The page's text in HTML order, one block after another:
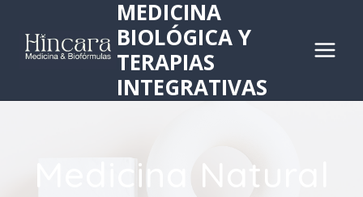
contenido
MEDICINA
BIOLÓGICA Y
TERAPIAS
INTEGRATIVAS
Medicina Natural